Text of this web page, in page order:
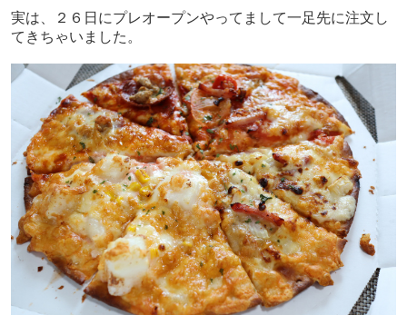
実は、
２６日にプレオープンやってまして一足先に注文し
てきちゃいました。